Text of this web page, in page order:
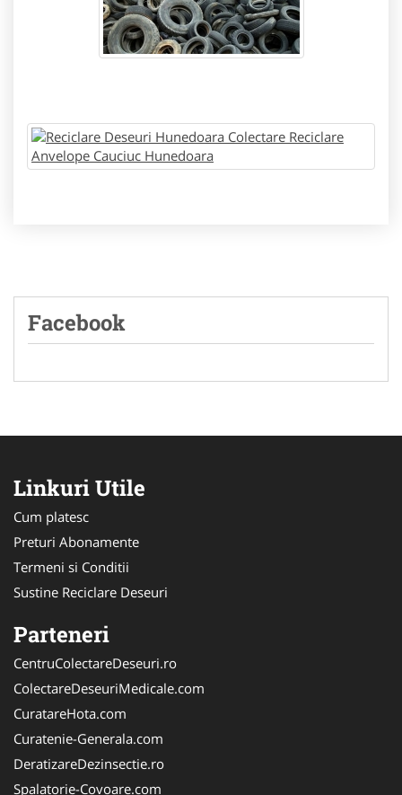
Facebook
Linkuri Utile
Cum platesc
Preturi Abonamente
Termeni si Conditii
Sustine Reciclare Deseuri
Parteneri
CentruColectareDeseuri.ro
ColectareDeseuriMedicale.com
CuratareHota.com
Curatenie-Generala.com
DeratizareDezinsectie.ro
Spalatorie-Covoare.com